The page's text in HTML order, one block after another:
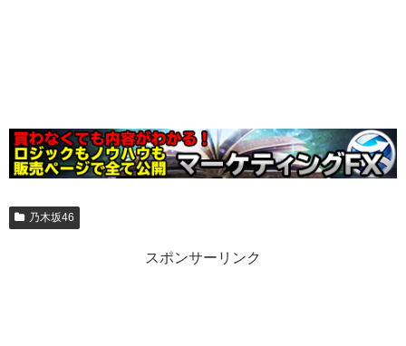
乃木坂46
スポンサーリンク